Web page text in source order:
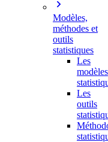
Modèles,
méthodes et
outils
statistiques
Les
modèles
Les
outils